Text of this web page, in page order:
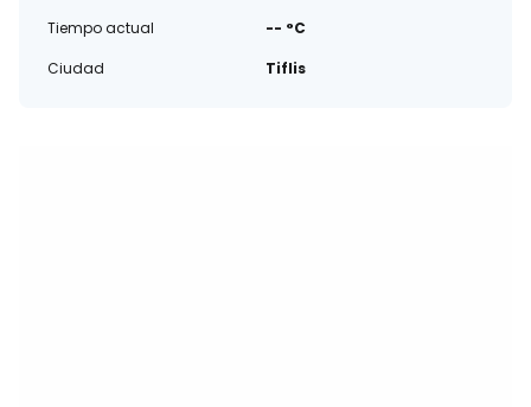
Tiempo actual
-- °C
Ciudad
Tiflis